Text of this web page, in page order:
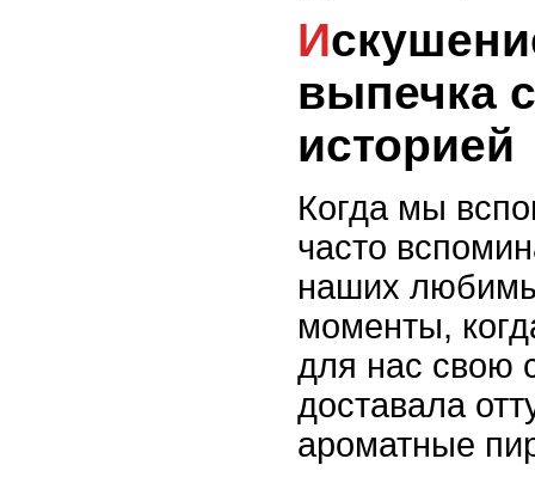
Искушение из детства:
выпечка
историей
Когда мы
часто
наших
моменты,
для нас свою
доставала
ароматные